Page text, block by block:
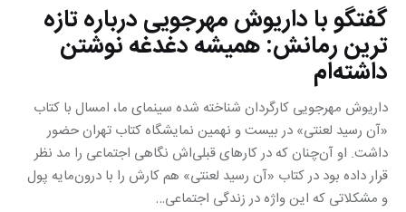
گفتگو با داریوش مهرجویی درباره تازه
ترین رمانش: همیشه دغدغه نوشتن
داشته‌ام
داریوش مهرجویی کارگردان شناخته شده سینمای ما، امسال با کتاب
«آن رسید لعنتی» در بیست و نهمین نمایشگاه کتاب تهران حضور
داشت. او آن‌چنان که در کارهای قبلی‌اش نگاهی اجتماعی را مد نظر
قرار داده بود در کتاب «آن رسید لعنتی» هم کارش را با درون‌مایه پول
و مشکلاتی که این واژه در زندگی اجتماعی…